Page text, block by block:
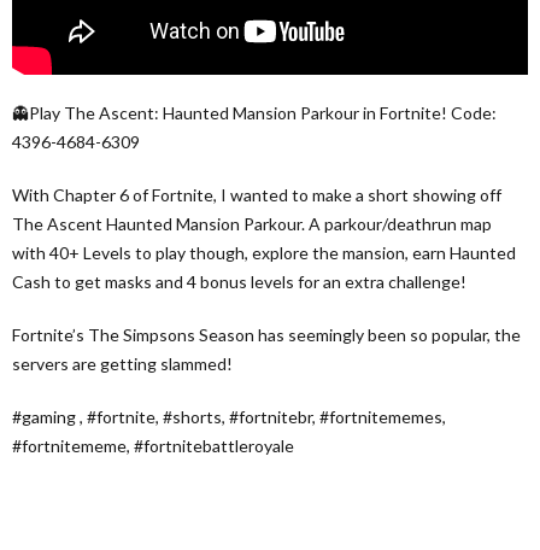
👻Play The Ascent: Haunted Mansion Parkour in Fortnite! Code:
4396-4684-6309
With Chapter 6 of Fortnite, I wanted to make a short showing off
The Ascent Haunted Mansion Parkour. A parkour/deathrun map
with 40+ Levels to play though, explore the mansion, earn Haunted
Cash to get masks and 4 bonus levels for an extra challenge!
Fortnite’s The Simpsons Season has seemingly been so popular, the
servers are getting slammed!
#gaming , #fortnite, #shorts, #fortnitebr, #fortnitememes,
#fortnitememe, #fortnitebattleroyale